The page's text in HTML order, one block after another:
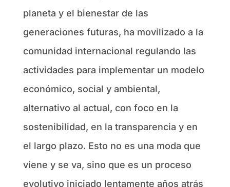
planeta y el bienestar de las
generaciones futuras, ha movilizado a la
comunidad internacional regulando las
actividades para implementar un modelo
económico, social y ambiental,
alternativo al actual, con foco en la
sostenibilidad, en la transparencia y en
el largo plazo. Esto no es una moda que
viene y se va, sino que es un proceso
evolutivo iniciado lentamente años atrás